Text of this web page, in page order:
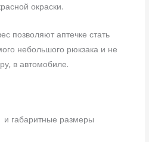
окраски.
позволяют аптечке стать
небольшого рюкзака и не
в автомобиле.
габаритные размеры